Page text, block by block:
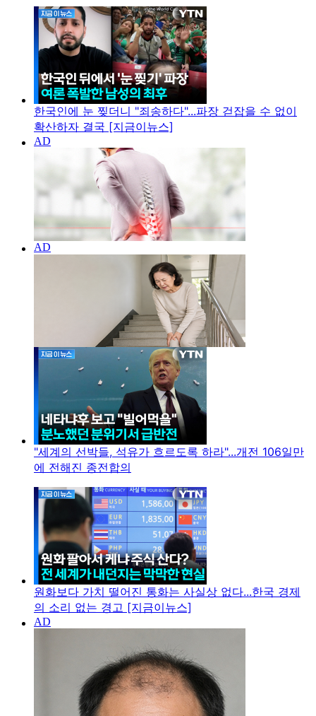
한국인에 눈 찢더니 "죄송하다"...파장 걷잡을 수 없이
확산하자 결국 [지금이뉴스]
"세계의 선박들, 석유가 흐르도록 하라"...개전 106일만
에 전해진 종전합의
원화보다 가치 떨어진 통화는 사실상 없다...한국 경제
의 소리 없는 경고 [지금이뉴스]